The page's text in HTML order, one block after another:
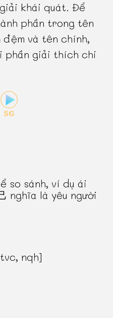
khái quát. Để
phần trong tên
đệm và tên chính,
phần giải thích chi
so sánh, ví dụ ái
nghĩa là yêu người
nqh]